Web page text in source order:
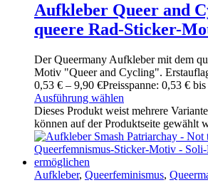
Aufkleber Queer and
queere Rad-Sticker-
Der Queermany Aufkleber mit dem
Motiv "Queer and Cycling".
0,53 € – 9,90 €Preisspanne: 0,53 € bis
Ausführung wählen
Dieses Produkt weist mehrere
können auf der Produktseite gewählt
Aufkleber, Queerfeminismus,